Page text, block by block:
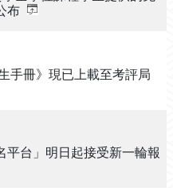
布
手冊》現已上載至考評局
平台」明日起接受新一輪報